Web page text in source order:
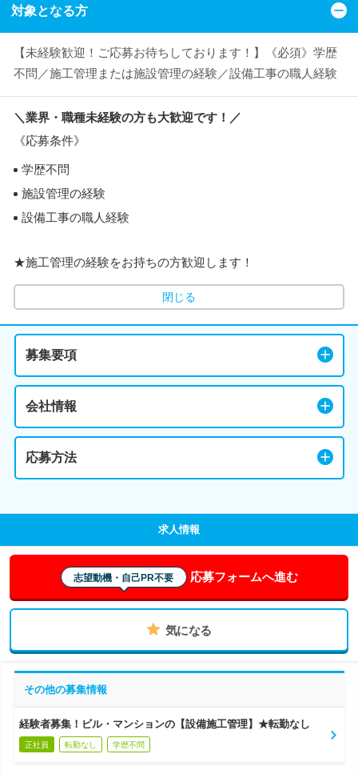
対象となる方
【未経験歓迎！ご応募お待ちしております！】《必須》学歴
不問／施工管理または施設管理の経験／設備工事の職人経験
＼業界・職種未経験の方も大歓迎です！／
《応募条件》
学歴不問
施設管理の経験
設備工事の職人経験
★施工管理の経験をお持ちの方歓迎します！
閉じる
募集要項
会社情報
応募方法
求人情報
志望動機・自己PR不要 応募フォームへ進む
気になる
その他の募集情報
経験者募集！ビル・マンションの【設備施工管理】★転勤なし
正社員 転勤なし 学歴不問